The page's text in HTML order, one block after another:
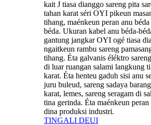
kait J tiasa dianggo sareng pita
tahan karat séri OYI pikeun
tihang, maénkeun peran anu
béda. Ukuran kabel anu béda-
gantung jangkar OYI ogé tiasa
ngaitkeun rambu sareng
tihang. Éta galvanis éléktro
di luar ruangan salami langkung
karat. Éta henteu gaduh sisi anu
juru buleud, sareng sadaya
karat, lemes, sareng seragam di
tina gerinda. Éta maénkeun peran
dina produksi industri.
TINGALI DEUI